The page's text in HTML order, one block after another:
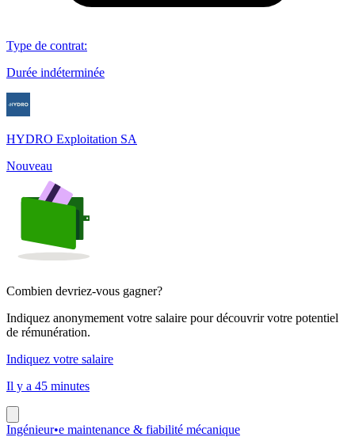
Type de contrat:
Durée indéterminée
HYDRO Exploitation SA
Nouveau
Combien devriez-vous gagner?
Indiquez anonymement votre salaire pour découvrir votre potentiel
de rémunération.
Indiquez votre salaire
Il y a 45 minutes
Ingénieur•e maintenance & fiabilité mécanique